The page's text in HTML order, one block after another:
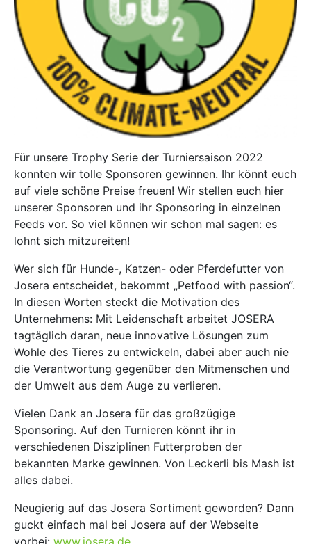
Für unsere Trophy Serie der Turniersaison 2022
konnten wir tolle Sponsoren gewinnen. Ihr könnt euch
auf viele schöne Preise freuen! Wir stellen euch hier
unserer Sponsoren und ihr Sponsoring in einzelnen
Feeds vor. So viel können wir schon mal sagen: es
lohnt sich mitzureiten!
Wer sich für Hunde-, Katzen- oder Pferdefutter von
Josera entscheidet, bekommt „Petfood with passion“.
In diesen Worten steckt die Motivation des
Unternehmens: Mit Leidenschaft arbeitet JOSERA
tagtäglich daran, neue innovative Lösungen zum
Wohle des Tieres zu entwickeln, dabei aber auch nie
die Verantwortung gegenüber den Mitmenschen und
der Umwelt aus dem Auge zu verlieren.
Vielen Dank an Josera für das großzügige
Sponsoring. Auf den Turnieren könnt ihr in
verschiedenen Disziplinen Futterproben der
bekannten Marke gewinnen. Von Leckerli bis Mash ist
alles dabei.
Neugierig auf das Josera Sortiment geworden? Dann
guckt einfach mal bei Josera auf der Webseite
vorbei: www.josera.de